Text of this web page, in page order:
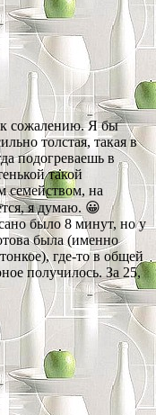
к сожалению. Я бы
толстая, такая в
подогреваешь в
такой
семейством, на
я думаю. 😀
было 8 минут, но у
была (именно
где-то в общей
получилось. За 25,